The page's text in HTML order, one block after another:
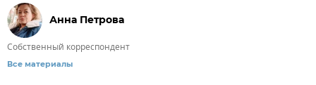
Анна Петрова
Собственный корреспондент
Все материалы